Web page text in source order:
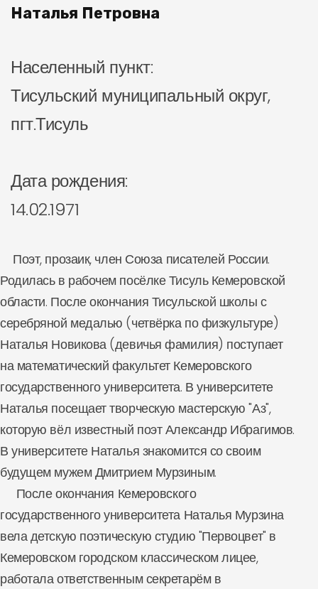
Наталья Петровна
Населенный пункт:
Тисульский муниципальный округ,
пгт.Тисуль
Дата рождения:
14.02.1971
Поэт, прозаик, член Союза писателей России.
Родилась в рабочем посёлке Тисуль Кемеровской
области. После окончания Тисульской школы с
серебряной медалью (четвёрка по физкультуре)
Наталья Новикова (девичья фамилия) поступает
на математический факультет Кемеровского
государственного университета. В университете
Наталья посещает творческую мастерскую "Аз",
которую вёл известный поэт Александр Ибрагимов.
В университете Наталья знакомится со своим
будущем мужем Дмитрием Мурзиным.
После окончания Кемеровского
государственного университета Наталья Мурзина
вела детскую поэтическую студию "Первоцвет" в
Кемеровском городском классическом лицее,
работала ответственным секретарём в